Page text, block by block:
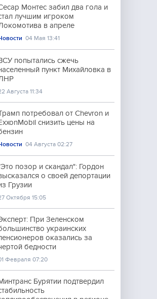
Монтес забил два гола и
лучшим игроком
в апреле
04 Мая 13:41
попытались сжечь
пункт Михайловка в
Августа 11:34
потребовал от Chevron и
снизить цены на
04 Августа 02:27
позор и скандал": Гордон
о своей депортации
Грузии
Октября 15:05
При Зеленском
украинских
оказались за
бедности
Февраля 07:20
Бурятии подтвердил